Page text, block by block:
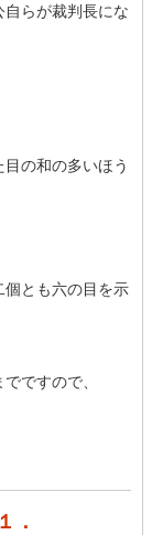
らが裁判長にな
の和の多いほう
個とも六の目を示
ですので、
．